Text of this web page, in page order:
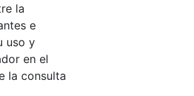
la
e
uso y
en el
la consulta